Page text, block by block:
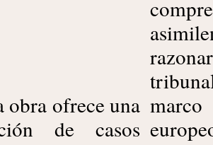
obra ofrece una
de casos
del Derecho
y otro en el